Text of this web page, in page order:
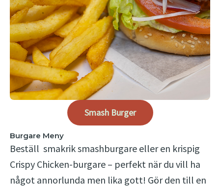
Smash Burger
Burgare Meny
Beställ smakrik smashburgare eller en krispig
Crispy Chicken-burgare – perfekt när du vill ha
något annorlunda men lika gott! Gör den till en